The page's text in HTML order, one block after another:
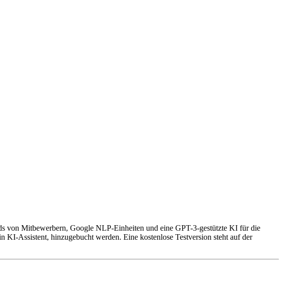
von Mitbewerbern, Google NLP-Einheiten und eine GPT-3-gestützte KI für die
Assistent, hinzugebucht werden. Eine kostenlose Testversion steht auf der